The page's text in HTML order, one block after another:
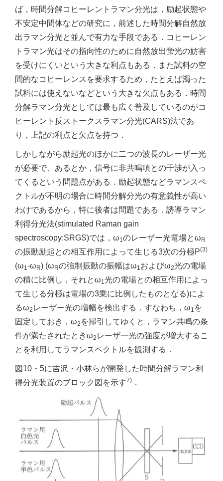
ば，時間分解コヒーレントラマン分光は，励起状態や
不安定中間体などの研究に，前述した時間分解自然放
出ラマン分光と並んで有力な手段である．コヒーレン
トラマン光はその指向性のために自然放出蛍光の妨害
を受けにくいという大きな利点もある．また試料の空
間的なコヒーレンスを要求するため，たとえば濁った
試料には使えないなどという大きな欠点もある．時間
分解ラマン分光としては最も広く普及しているのがコ
ヒーレント反ストークスラマン分光(CARS)法であ
り，上記の利点と欠点を持つ．
しかしながら励起光のほかに二つの波長のレーザー光
が必要で、あるとか，信号に非共鳴項との干渉が入っ
てくるという問題点がある．励起状態などラマンスペ
クトルが不明の場合に時間分解分光の有意義性が高い
わけであるから，特に後者は問題である．誘導ラマン
利得分光法(stimulated Raman gain
spectroscopy:SRGS)では，ω1のレーザー光電場とω R
の振動励起との相互作用によって生じる3次の分極P(3)
(ω1-ω R) (ω Rの強制振動の振幅はω1およびω2光の電場
の積に比例し，それとω1光の電場との相互作用によっ
て生じる分極は電場の3乗に比例したものとなる)によ
るω2 レーザー光の増幅を検出する．すなわち，ω1 を
固定しておき，ω2 を掃引してゆくと，ラマン共鳴の条
件が満たされたときω2 レーザ一光の強度が増大するこ
とを利用してラマンスペクトルを観測する．
図10・5に吉沢・小林らが開発した時間分解ラマン利
得分光装置のブロック図を示す7) ．